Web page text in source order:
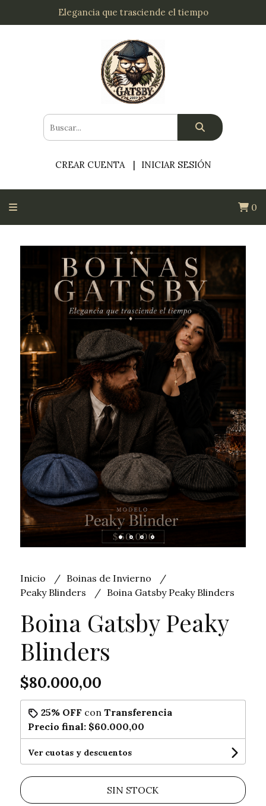
Elegancia que trasciende el tiempo
CREAR CUENTA INICIAR SESIÓN
0
Inicio
Boinas de Invierno
Peaky Blinders
Boina Gatsby Peaky Blinders
Boina Gatsby Peaky
Blinders
$80.000,00
25% OFF con Transferencia
Precio final: $60.000,00
Ver cuotas y descuentos
SIN STOCK